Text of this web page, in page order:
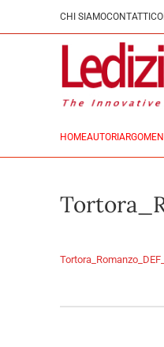
CHI SIAMOCONTATTI
HOMEAUTORI